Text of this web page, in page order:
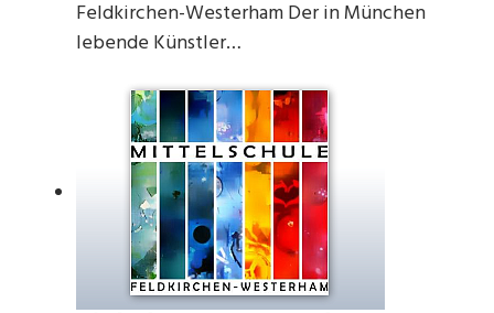
Feldkirchen-Westerham Der in München
lebende Künstler…